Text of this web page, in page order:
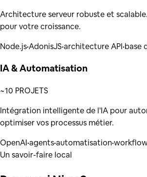
Architecture serveur robuste et
pour votre croissance.
Node.js•AdonisJS•architecture API•base
IA & Automatisation
~10 PROJETS
Intégration intelligente de l'IA pour
optimiser vos processus métier.
OpenAI•agents•automatisation•
Un savoir-faire local